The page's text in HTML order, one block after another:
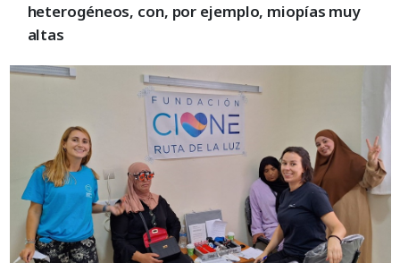
heterogéneos, con, por ejemplo, miopías muy
altas